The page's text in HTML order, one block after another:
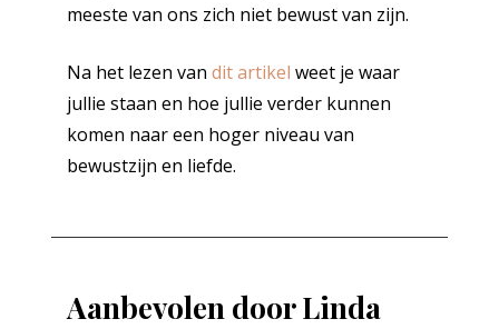
meeste van ons zich niet bewust van zijn.
Na het lezen van dit artikel weet je waar
jullie staan en hoe jullie verder kunnen
komen naar een hoger niveau van
bewustzijn en liefde.
Aanbevolen door Linda